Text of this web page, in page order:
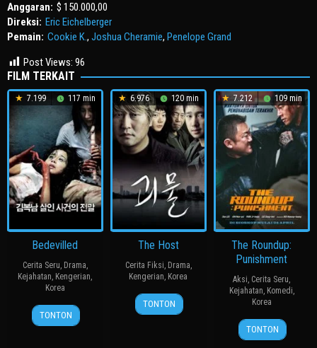
Anggaran: $ 150.000,00
Direksi: Eric Eichelberger
Pemain: Cookie K., Joshua Cheramie, Penelope Grand
Post Views: 96
FILM TERKAIT
7.199 117 min
Bedevilled
Cerita Seru, Drama,
Kejahatan, Kengerian,
Korea
19
Aug
장
철
TONTON
6.976 120 min
The Host
Cerita Fiksi, Drama,
Kengerian, Korea
27
Jul
봉
준
TONTON
7.212 109 min
The Roundup:
Punishment
Aksi, Cerita Seru,
Kejahatan, Komedi,
Korea
24
Apr
허
명
TONTON